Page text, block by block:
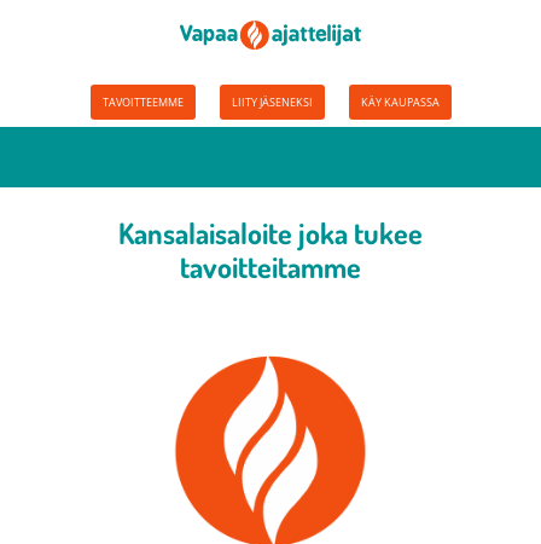
TAVOITTEEMME LIITY JÄSENEKSI KÄY KAUPASSA
Kansalaisaloite joka tukee
tavoitteitamme